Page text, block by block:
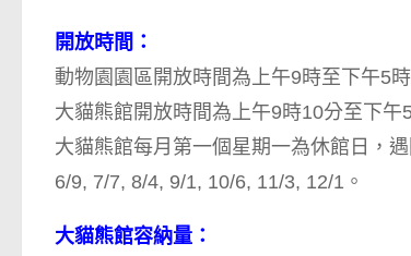
開放時間：
動物園園區開放時間為上午9時至下午5
大貓熊館開放時間為上午9時10分至下午
大貓熊館每月第一個星期一為休館日，
6/9, 7/7, 8/4, 9/1, 10/6, 11/3, 12/1。
大貓熊館容納量：